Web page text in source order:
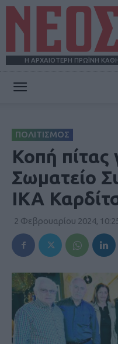
Η ΑΡΧΑΙΟΤΕΡΗ ΠΡΩΪΝΗ
ΠΟΛΙΤΙΣΜΟΣ
Κοπή πίτας
Σωματείο
ΙΚΑ
2 Φεβρουαρίου 2024,